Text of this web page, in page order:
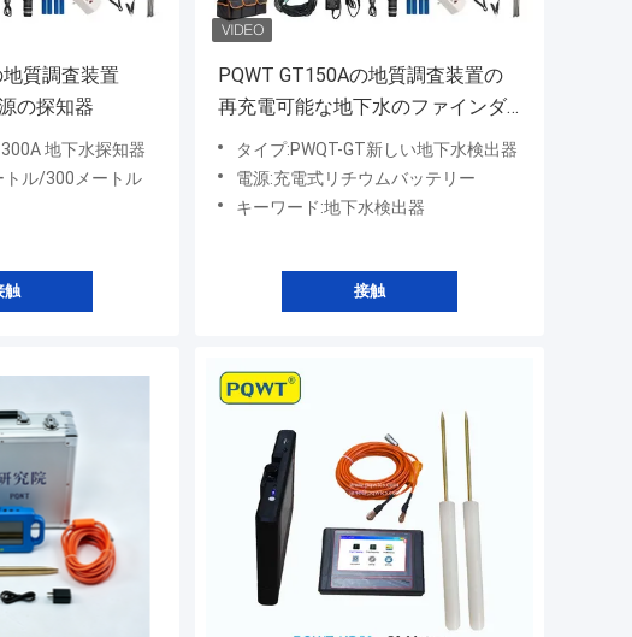
質調査装置
の探知器
地下水探知器
トル/300メートル
触
PQWT GT150Aの地質調査装置の
再充電可能な地下水のファインダ
タイプ:PWQT-GT新しい地下水検出器
電源:充電式リチウムバッテリー
キーワード:地下水検出器
接触